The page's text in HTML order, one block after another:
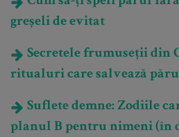
greșeli de evitat
Secretele frumuseții din
ritualuri care salvează
Suflete demne: Zodiile
planul B pentru nimeni (în